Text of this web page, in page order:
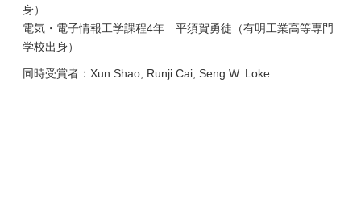
身）
電気・電子情報工学課程4年 平須賀勇徒（有明工業高等専門
学校出身）
同時受賞者：Xun Shao, Runji Cai, Seng W. Loke